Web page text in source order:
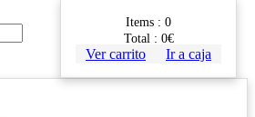
Items : 0
Total : 0€
Ver carrito Ir a caja